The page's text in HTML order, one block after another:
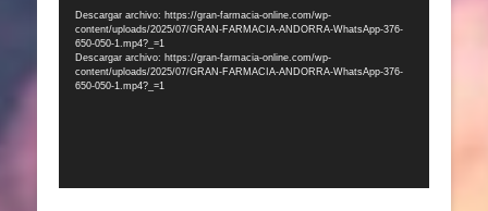
vídeo
Descargar archivo: https://gran-farmacia-online.com/wp-
content/uploads/2025/07/GRAN-FARMACIA-ANDORRA-WhatsApp-376-
650-050-1.mp4?_=1
Descargar archivo: https://gran-farmacia-online.com/wp-
content/uploads/2025/07/GRAN-FARMACIA-ANDORRA-WhatsApp-376-
650-050-1.mp4?_=1